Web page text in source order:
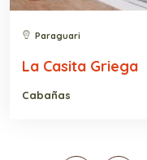
Paraguari
La Casita Griega
Cabañas